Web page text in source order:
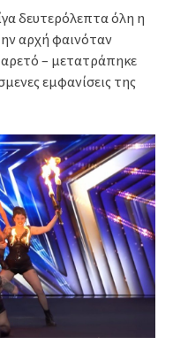
δευτερόλεπτα όλη η
αρχή φαινόταν
– μετατράπηκε
εμφανίσεις της